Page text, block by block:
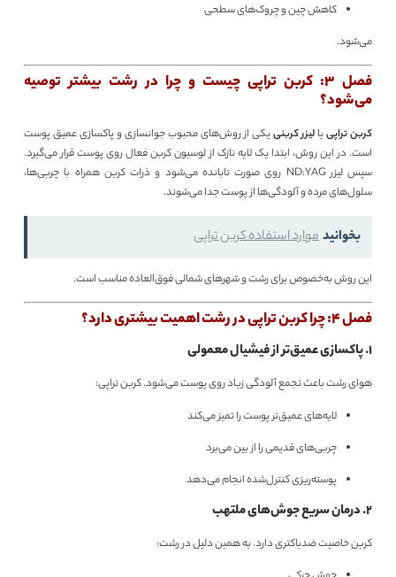
کاهش چین‌ و چروک‌های سطحی
می‌شود.
فصل 3: کربن تراپی چیست و چرا در رشت بیشتر توصیه
می‌شود؟
کربن تراپییا لیزر کربنییکی از روش‌های محبوب جوانسازی و پاکسازی عمیق پوست
است. در این روش، ابتدا یک لایه نازک از لوسیون کربن فعال روی پوست قرار می‌گیرد.
سپس لیزر ND:YAG روی صورت تابانده می‌شود و ذرات کربن همراه با چربی‌ها،
سلول‌های مرده و آلودگی‌ها از پوست جدا می‌شوند.
بخوانیدموارد استفاده کربن تراپی
این روش به‌خصوص برای رشت و شهرهای شمالی فوق‌العاده مناسب است.
فصل 4: چرا کربن تراپی در رشت اهمیت بیشتری دارد؟
۱. پاکسازی عمیق‌تر از فیشیال معمولی
هوای رشت باعث تجمع آلودگی زیاد روی پوست می‌شود. کربن تراپی:
لایه‌های عمیق‌تر پوست را تمیز می‌کند
چربی‌های قدیمی را از بین می‌برد
پوسته‌ریزی کنترل‌شده انجام می‌دهد
۲. درمان سریع جوش‌های ملتهب
کربن خاصیت ضدباکتری دارد. به همین دلیل در رشت: